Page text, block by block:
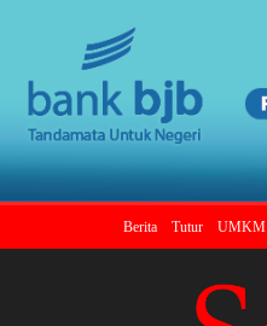
Berita Tutur UMKM